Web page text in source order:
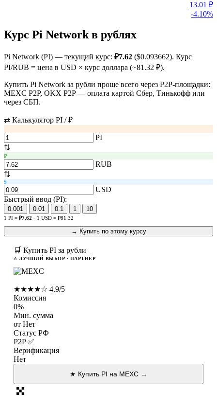
13.01 ₽
-4.10%
Курс Pi Network в рублях
Pi Network (PI) — текущий курс: ₽7.62 ($0.093662). Курс
PI/RUB = цена в USD × курс доллара (~81.32 ₽).
Купить Pi Network за рубли проще всего через P2P-площадки:
MEXC P2P, OKX P2P — оплата картой Сбер, Тинькофф или
через СБП.
⇄ Калькулятор PI / ₽
PI
⇅
₽
RUB
⇅
$
USD
Быстрый ввод (PI):
0.001 0.01 0.1 1 10
1 PI = ₽7.62 · 1 USD = ₽81.32
→ Купить по этому курсу
🛒 Купить PI за рубли
⭐ ЛУЧШИЙ ВЫБОР · ПАРТНЁР
★★★★☆ 4.9/5
Комиссия
0%
Мин. сумма
от Нет
Статус РФ
P2P ✅
Верификация
Нет
★ Купить PI на MEXC →